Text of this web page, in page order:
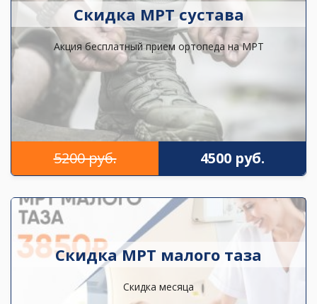
Скидка МРТ сустава
Акция бесплатный прием ортопеда на МРТ
5200 руб. 4500 руб.
Скидка МРТ малого таза
Скидка месяца